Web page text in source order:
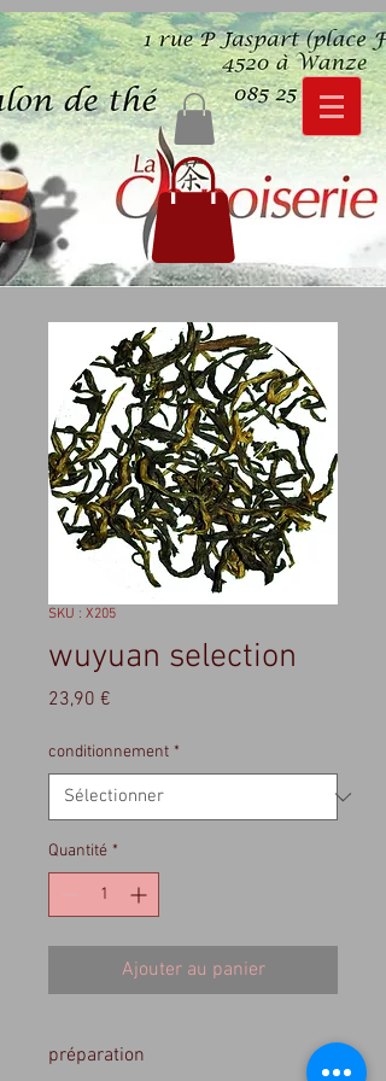
SKU : X205
wuyuan selection
23,90 €
conditionnement *
Quantité *
Ajouter au panier
préparation